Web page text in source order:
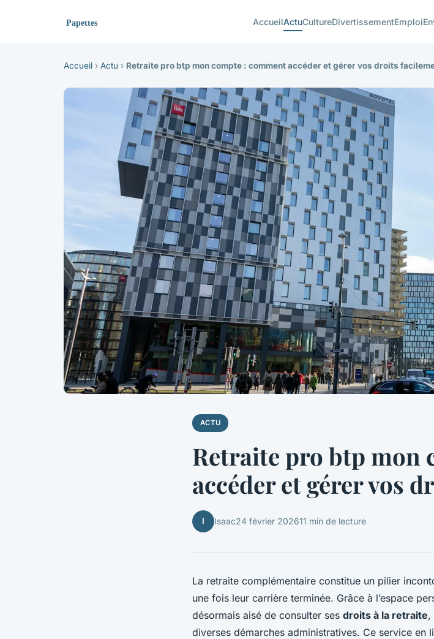
AccueilActuCultureDivertissementEmploi
Accueil › Actu › Retraite pro btp mon compte : comment accéder et gérer vos droits
ACTU
Retraite pro btp mon
accéder et gérer vos
I Isaac24 février 202611 min de lecture
La retraite complémentaire constitue un pilier
une fois leur carrière terminée. Grâce à l’espace
désormais aisé de consulter ses droits à la retraite,
diverses démarches administratives. Ce service en